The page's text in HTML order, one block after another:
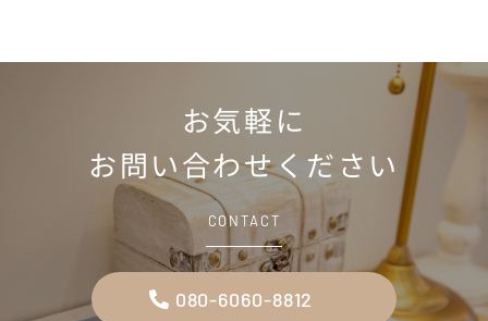
お気軽に
お問い合わせください
CONTACT
080-6060-8812